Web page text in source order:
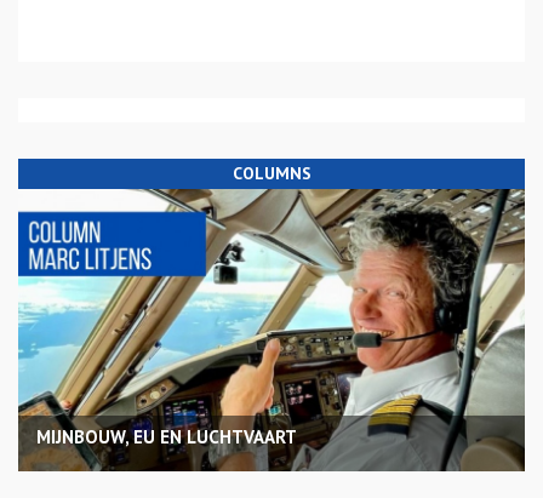
COLUMNS
MIJNBOUW, EU EN LUCHTVAART